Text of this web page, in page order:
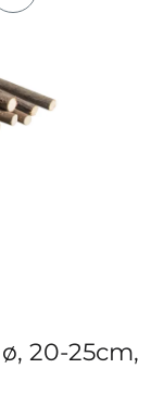
20-25cm,